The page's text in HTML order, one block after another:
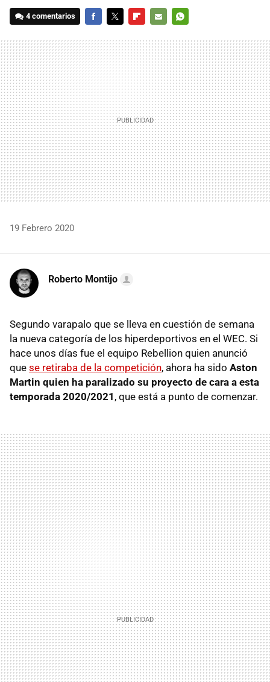
4 comentarios
MAIL
19 Febrero 2020
Roberto Montijo
Segundo varapalo que se lleva en cuestión de semana
la nueva categoría de los hiperdeportivos en el WEC. Si
hace unos días fue el equipo Rebellion quien anunció
que se retiraba de la competición, ahora ha sido Aston
Martin quien ha paralizado su proyecto de cara a esta
temporada 2020/2021 , que está a punto de comenzar.